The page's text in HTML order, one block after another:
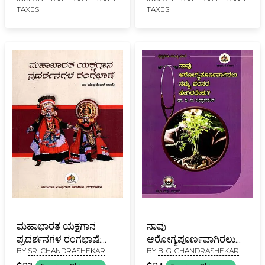
TAXES
TAXES
ಮಹಾಭಾರತ ಯಕ್ಷಗಾನ
ಪ್ರದರ್ಶನಗಳ ರಂಗಭಾಷೆ:
Yakshagana
BY SRI CHANDRASHEKAR
DHAMLI
ನಾವು
ಆರೋಗ್ಯಪೂರ್ಣವಾಗಿರಲು
ನಮ್ಮ ಪರಿಸರ ಹೇಗಿರಬೇಕು?-
BY B. G. CHANDRASHEKAR